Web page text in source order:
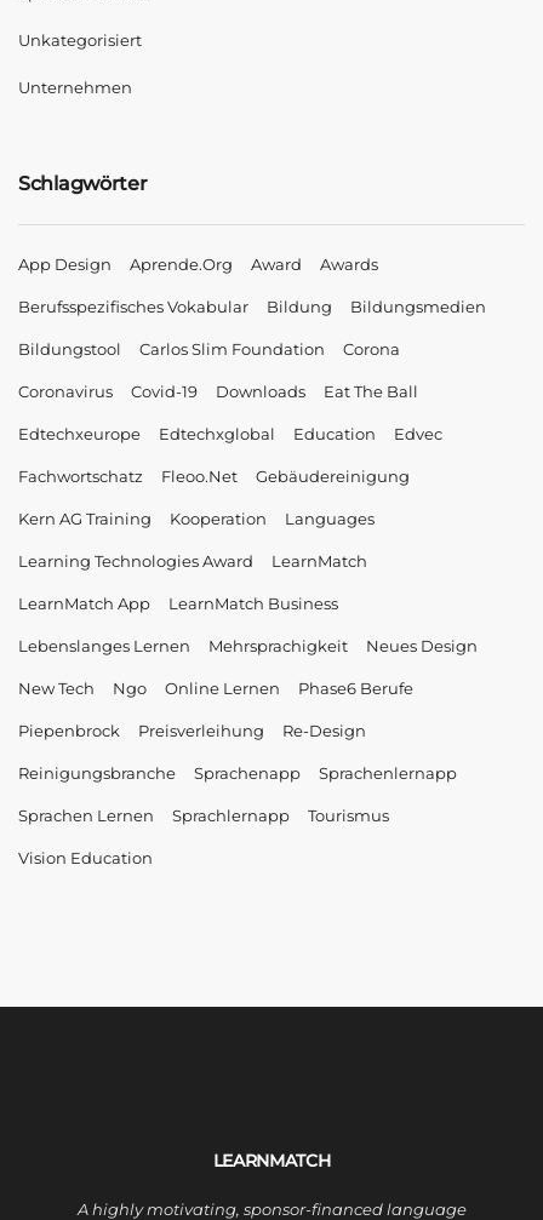
Unkategorisiert
Unternehmen
Schlagwörter
App Design Aprende.org Award Awards
Berufsspezifisches Vokabular Bildung Bildungsmedien
Bildungstool Carlos Slim Foundation Corona
Coronavirus Covid-19 Downloads Eat The Ball
Edtechxeurope Edtechxglobal Education Edvec
Fachwortschatz Fleoo.net Gebäudereinigung
Kern AG Training Kooperation Languages
Learning Technologies Award LearnMatch
LearnMatch App LearnMatch Business
Lebenslanges Lernen Mehrsprachigkeit Neues Design
New Tech Ngo Online Lernen Phase6 Berufe
Piepenbrock Preisverleihung Re-Design
Reinigungsbranche Sprachenapp Sprachenlernapp
Sprachen Lernen Sprachlernapp Tourismus
Vision Education
LEARNMATCH
A highly motivating, sponsor-financed language